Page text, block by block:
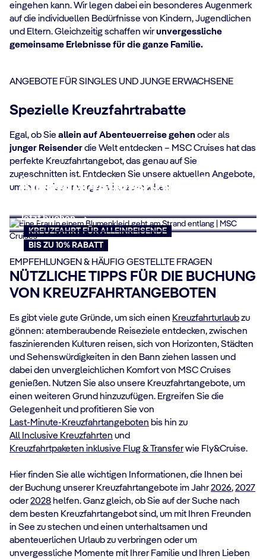
eingehen kann. Wir legen dabei ein besonderes Augenmerk
auf die individuellen Bedürfnisse von Kindern, Jugendlichen
und Eltern. Gleichzeitig schaffen wirunvergessliche
gemeinsame Erlebnisse für die ganze Familie.
Kreuzfahrten für
Alleinreisende mit Kind
Jetzt buchen
ANGEBOTE FÜR SINGLES UND JUNGE ERWACHSENE
Spezielle Kreuzfahrtrabatte
Egal, ob Sie allein auf Abenteuerreise gehen oder als
junger Reisenderdie Welt entdecken – MSC Cruises hat das
perfekte Kreuzfahrtangebot, das genau auf Sie
zugeschnitten ist. Entdecken Sie unsere aktuellen Angebote,
um Ihre Reise unvergesslich zu machen!
KREUZFAHRT FÜR ALLEINREISENDE
Single-Kreuzfahrten
BIS ZU 10% RABATT
Kreuzfahrtangebote für
Jetzt buchen
EMPFEHLUNGEN & HÄUFIG GESTELLTE FRAGEN
NÜTZLICHE TIPPS FÜR DIE BUCHUNG
VON KREUZFAHRTANGEBOTEN
Es gibt viele gute Gründe, um sich einen Kreuzfahrturlaubzu
gönnen: atemberaubende Reiseziele entdecken, zwischen
faszinierenden Kulturen reisen, sich von Horizonten, Städten
und Sehenswürdigkeiten in den Bann ziehen lassen und
dabei den unvergleichlichen Komfort von MSC Cruises
genießen. Nutzen Sie also unsere Kreuzfahrtangebote, um
einen weiteren Grund hinzuzufügen. Ergreifen Sie die
Gelegenheit und profitieren Sie von
Last-Minute-Kreuzfahrtangeboten bis hin zu
All Inclusive Kreuzfahrten und
Kreuzfahrtpaketen inklusive Flug & Transferwie Fly&Cruise.
Hier finden Sie alle wichtigen Informationen, die Ihnen bei
der Buchung unserer Kreuzfahrtangebote im Jahr2026,2027
oder2028 helfen. Ganz gleich, ob Sie auf der Suche nach
dem besten Kreuzfahrtangebot sind, um mit Ihren Freunden
in See zu stechen und einen unterhaltsamen und
abenteuerlichen Urlaub zu verbringen oder um
unvergessliche Momente mit Ihrer Familie und Ihren Lieben